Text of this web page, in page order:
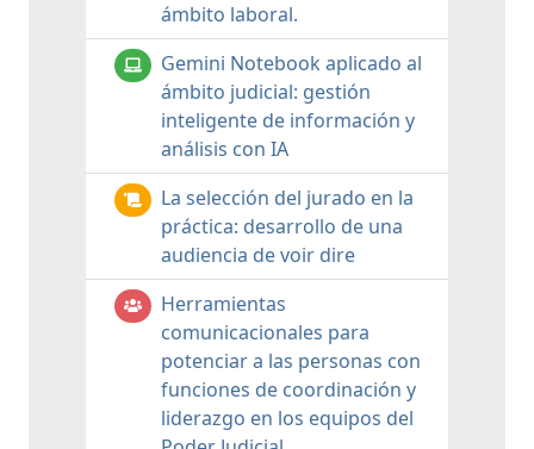
ámbito laboral.
Gemini Notebook aplicado al
ámbito judicial: gestión
inteligente de información y
análisis con IA
La selección del jurado en la
práctica: desarrollo de una
audiencia de voir dire
Herramientas
comunicacionales para
potenciar a las personas con
funciones de coordinación y
liderazgo en los equipos del